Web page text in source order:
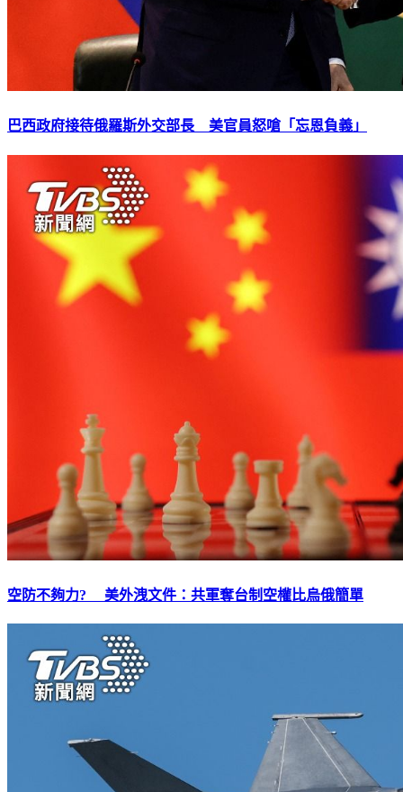
巴西政府接待俄羅斯外交部長 美官員怒嗆「忘恩負義」
空防不夠力? 美外洩文件：共軍奪台制空權比烏俄簡單